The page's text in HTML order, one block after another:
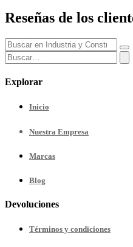
Reseñas de los
Explorar
Inicio
Nuestra Empresa
Marcas
Blog
Devoluciones
Términos y condiciones